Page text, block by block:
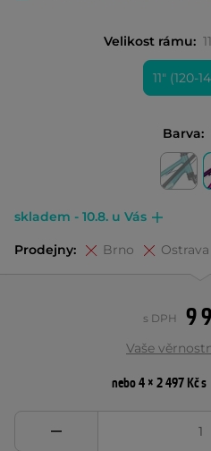
Velikost rámu:
11" (120-
Barva:
skladem - 10.8. u Vás
Prodejny: Brno Ostrava
9
s DPH
Vaše
nebo 4 × 2 497 Kč s